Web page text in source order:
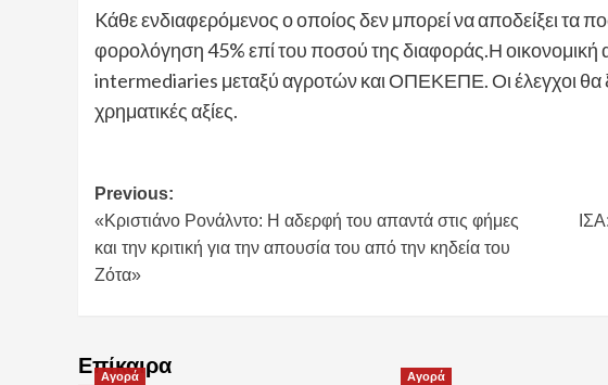
Kάθε ενδιαφερόμενος ο οποίος δεν μπορεί να αποδείξει τα
φορολόγηση 45% επί του ποσού της διαφοράς.Η οικονομική
intermediaries μεταξύ αγροτών και ΟΠΕΚΕΠΕ. Οι έλεγχοι θα
χρηματικές αξίες.
Post
navigation
Previous:
«Κριστιάνο Ρονάλντο: Η αδερφή του απαντά στις φήμες
και την κριτική για την απουσία του από την κηδεία του
Ζότα»
Επίκαιρα
Αγορά Αγορά